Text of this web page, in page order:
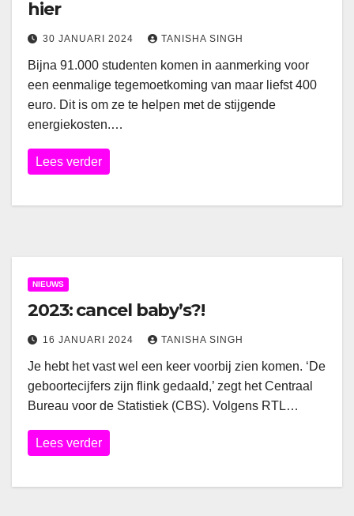
hier
30 JANUARI 2024 TANISHA SINGH
Bijna 91.000 studenten komen in aanmerking voor
een eenmalige tegemoetkoming van maar liefst 400
euro. Dit is om ze te helpen met de stijgende
energiekosten.…
Lees verder
NIEUWS
2023: cancel baby’s?!
16 JANUARI 2024 TANISHA SINGH
Je hebt het vast wel een keer voorbij zien komen. ‘De
geboortecijfers zijn flink gedaald,’ zegt het Centraal
Bureau voor de Statistiek (CBS). Volgens RTL…
Lees verder